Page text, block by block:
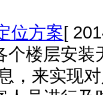
位方案[
个楼层安
，来实现